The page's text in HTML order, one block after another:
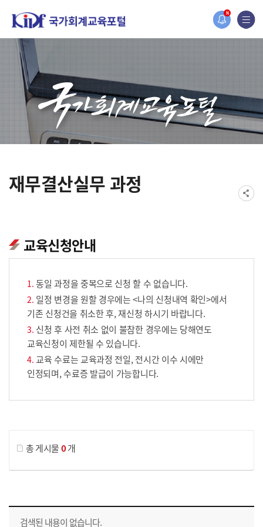
N
홈페이지가 새롭게 개편되었습니다.
한국조세재정연구원홈페이지가 새롭게 개설되었습니다.
재무결산실무 과정
교육신청안내
동일 과정을 중복으로 신청 할 수 없습니다.
일정 변경을 원할 경우에는 <나의 신청내역 확인>에서
기존 신청건을 취소한 후, 재신청 하시기 바랍니다.
신청 후 사전 취소 없이 불참한 경우에는 당해연도
교육신청이 제한될 수 있습니다.
교육 수료는 교육과정 전일, 전시간 이수 시에만
인정되며, 수료증 발급이 가능합니다.
총 게시물0개
교육신청 목록을 나타낸 표로 회차, 지역, 접수기간, 교육기간, 교육장소, 신청인원/모집인원, 상태로 나뉘어 설명합니다.
검색된 내용이 없습니다.